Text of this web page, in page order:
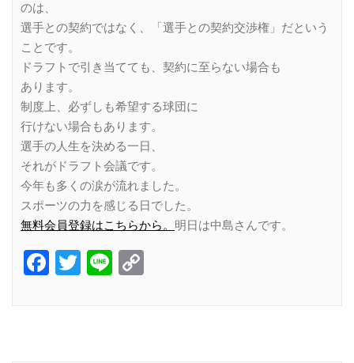
のは、
選手との契約ではなく、「選手との契約交渉権」だという
ことです。
ドラフトで引き当てても、契約に至らない場合も
あります。
制度上、必ずしも希望する球団に
行けない場合もあります。
選手の人生を決める一日、
それがドラフト会議です。
今年も多くの涙が流れました。
スポーツの力を感じる日でした。
無料会員登録はこちらから。 明日は中島さんです。
Facebook
Twitter
Line